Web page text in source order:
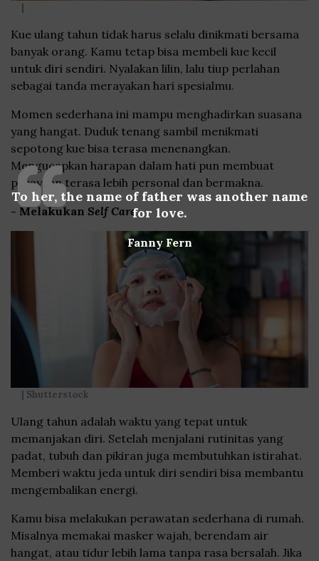
To her, the name of father was another name
for love.
Fanny Fern
|
Kue ulang tahun tidak harus selalu dinikmati bersama
banyak orang. Kamu tetap bisa membeli kue kecil
untuk diri sendiri. Nyalakan lilin, lalu tiup perlahan
sebagai tanda merayakan hari spesialmu.
Momen sederhana ini mampu menghadirkan suasana
yang hangat. Duduk tenang sambil menikmati
sepotong kue bisa terasa menenangkan.
Mengucapkan harapan dalam hati pun membuat
perayaan terasa lebih personal dan bermakna.
- Melakukan Self Care
| Shutterstock
Ulang tahun adalah waktu yang tepat untuk
memanjakan diri. Setelah menjalani rutinitas yang
padat, tubuh dan pikiran juga membutuhkan istirahat.
Memberi waktu jeda untuk diri sendiri bisa membantu
mengembalikan energi.
Kamu bisa melakukan perawatan sederhana di rumah.
Misalnya memakai masker wajah, berendam air
hangat, atau tidur lebih lama tanpa rasa bersalah. Jika